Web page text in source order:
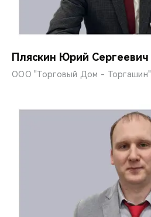
Пляскин Юрий Сергеевич
ООО "Торговый Дом - Торгашин"